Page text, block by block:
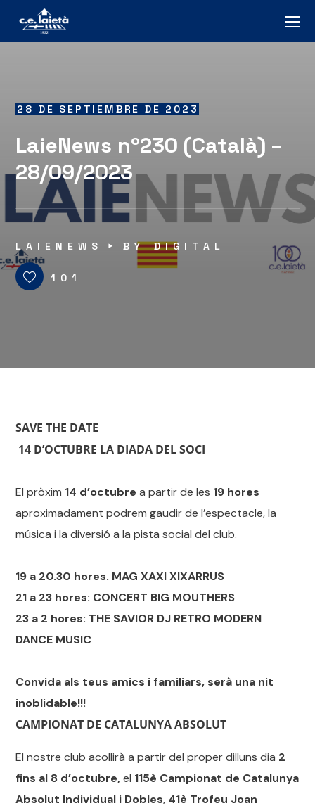
28 DE SEPTIEMBRE DE 2023
LaieNews nº230 (Català) –
28/09/2023
LAIENEWS BYDIGITAL
101
SAVE THE DATE
14 D’OCTUBRE LA DIADA DEL SOCI
El pròxim 14 d’octubrea partir de les 19 hores
aproximadament podrem gaudir de l’espectacle, la
música i la diversió a la pista social del club.
19 a 20.30 hores. MAG XAXI XIXARRUS
21 a 23 hores: CONCERT BIG MOUTHERS
23 a 2 hores: THE SAVIOR DJ RETRO MODERN
DANCE MUSIC
Convida als teus amics i familiars, serà una nit
inoblidable!!!
CAMPIONAT DE CATALUNYA ABSOLUT
El nostre club acollirà a partir del proper dilluns dia 2
fins al 8 d’octubre,el 115è Campionat de Catalunya
Absolut Individual i Dobles, 41è Trofeu Joan